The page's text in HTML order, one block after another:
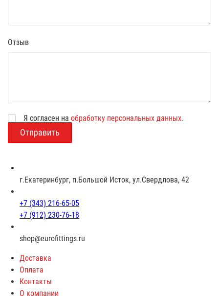
Отзыв
з
Я согласен на обработку персональных данных.
г.Екатеринбург, п.Большой Исток, ул.Свердлова, 42
+7 (343) 216-65-05
+7 (912) 230-76-18
shop@eurofittings.ru
Доставка
Оплата
Контакты
О компании